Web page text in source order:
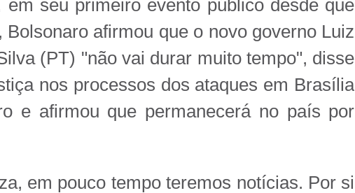
em seu primeiro evento público desde que
Bolsonaro afirmou que o novo governo Luiz
(PT) "não vai durar muito tempo", disse
nos processos dos ataques em Brasília
e afirmou que permanecerá no país por
em pouco tempo teremos notícias. Por si